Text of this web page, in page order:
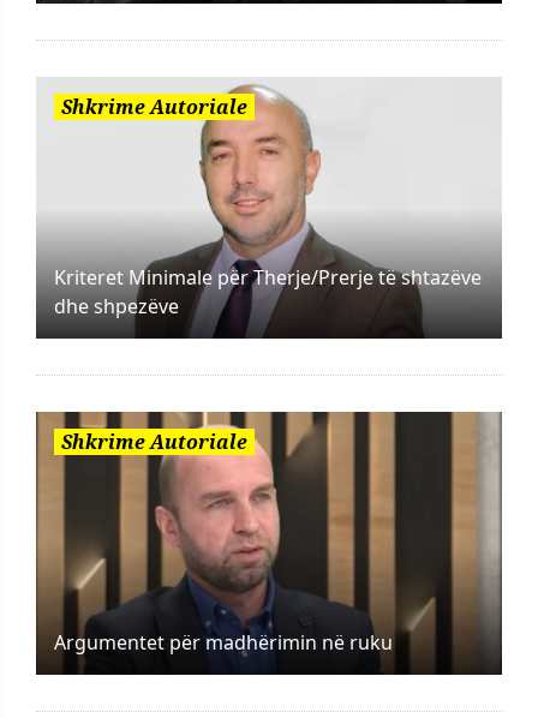
Shkrime Autoriale
Kriteret Minimale për Therje/Prerje të shtazëve
dhe shpezëve
Shkrime Autoriale
Argumentet për madhërimin në ruku